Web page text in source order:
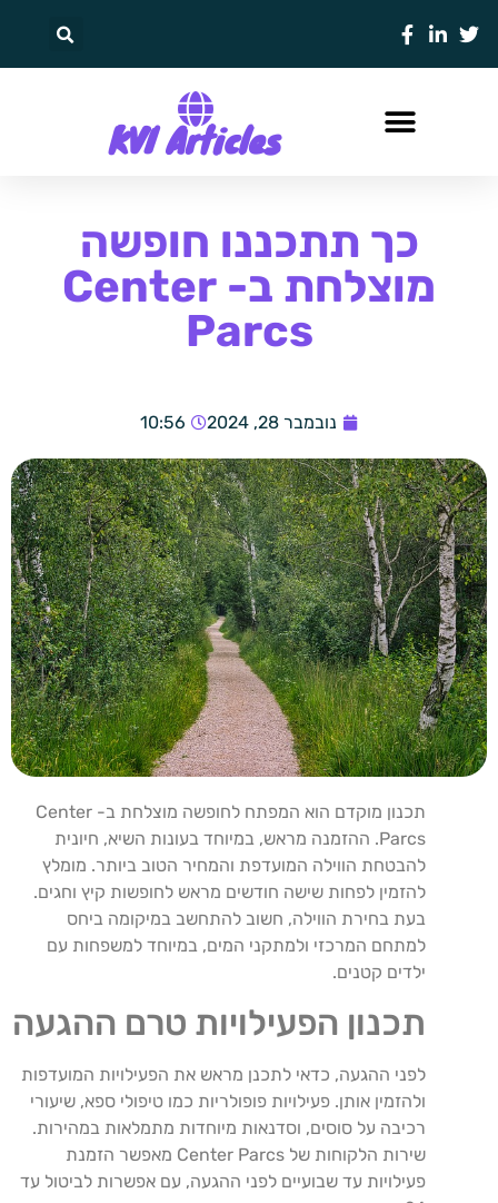
KVI Articles
כך תתכננו חופשה
מוצלחת ב- Center
Parcs
נובמבר 28, 2024 10:56
תכנון מוקדם הוא המפתח לחופשה מוצלחת ב- Center
Parcs. ההזמנה מראש, במיוחד בעונות השיא, חיונית
להבטחת הווילה המועדפת והמחיר הטוב ביותר. מומלץ
להזמין לפחות שישה חודשים מראש לחופשות קיץ וחגים.
בעת בחירת הווילה, חשוב להתחשב במיקומה ביחס
למתחם המרכזי ולמתקני המים, במיוחד למשפחות עם
ילדים קטנים.
תכנון הפעילויות טרם ההגעה
לפני ההגעה, כדאי לתכנן מראש את הפעילויות המועדפות
ולהזמין אותן. פעילויות פופולריות כמו טיפולי ספא, שיעורי
רכיבה על סוסים, וסדנאות מיוחדות מתמלאות במהירות.
שירות הלקוחות של Center Parcs מאפשר הזמנת
פעילויות עד שבועיים לפני ההגעה, עם אפשרות לביטול עד